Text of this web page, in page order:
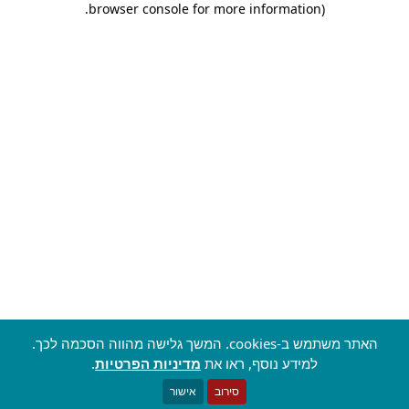
browser console for more information)
.
האתר משתמש ב-cookies. המשך גלישה מהווה הסכמה לכך.
למידע נוסף, ראו את מדיניות הפרטיות.
סירוב אישור